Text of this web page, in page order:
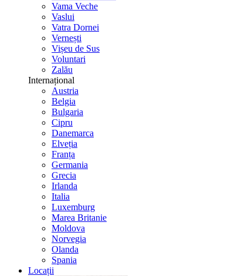
Vama Veche
Vaslui
Vatra Dornei
Vernești
Vișeu de Sus
Voluntari
Zalău
Internațional
Austria
Belgia
Bulgaria
Cipru
Danemarca
Elveția
Franța
Germania
Grecia
Irlanda
Italia
Luxemburg
Marea Britanie
Moldova
Norvegia
Olanda
Spania
Locații